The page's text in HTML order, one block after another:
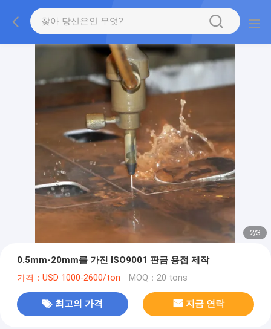
2/3
0.5mm-20mm를 가진 ISO9001 판금 용접 제작
가격：USD 1000-2600/ton MOQ：20 tons
최고의 가격 지금 연락